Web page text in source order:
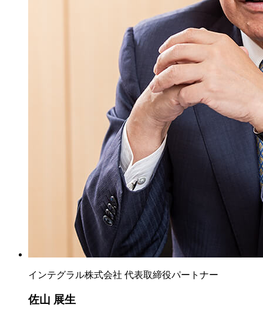
インテグラル株式会社 代表取締役パートナー
佐山 展生